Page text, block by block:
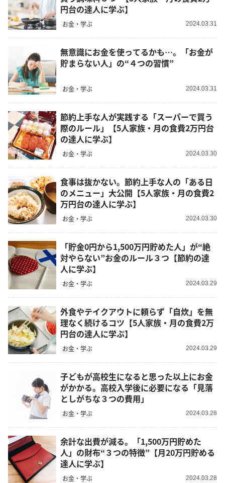
円台の達人に学ぶ】
お金・学ぶ 2024.03.31
無意識にお金を使ってるかも…。「お金が
貯まらない人」の“４つの習慣”
お金・学ぶ 2024.03.31
節約上手な人が実践する「スーパーで買う
際のルール」【5人家族・月の食費2万円台
の達人に学ぶ】
お金・学ぶ 2024.03.30
食事は抜かない。節約上手な人の「ある日
のメニュー」大公開【5人家族・月の食費2
万円台の達人に学ぶ】
お金・学ぶ 2024.03.30
「貯金0円から1,500万円貯めた人」が“絶
対やらない”お金のルール３つ【節約の達
人に学ぶ】
お金・学ぶ 2024.03.29
外食やテイクアウトに頼らず「自炊」を無
理なく続けるコツ【5人家族・月の食費2万
円台の達人に学ぶ】
お金・学ぶ 2024.03.29
子どもが高校生になると思った以上にお金
がかかる。高校入学後に必要になる「見落
としがちな３つの費用」
お金・学ぶ 2024.03.28
余計な出費が減る。「1,500万円貯めた
人」の財布“３つの特徴”【月20万円貯める
達人に学ぶ】
お金・学ぶ 2024.03.28